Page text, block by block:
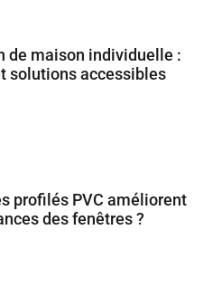
de maison individuelle :
solutions accessibles
profilés PVC améliorent
des fenêtres ?